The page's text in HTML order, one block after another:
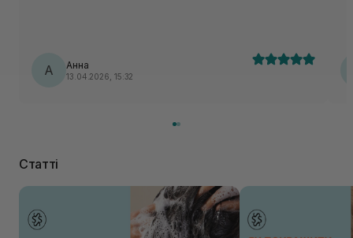
А Анна
13.04.2026, 15:32
Статті